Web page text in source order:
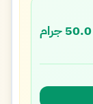
50.0 جرام